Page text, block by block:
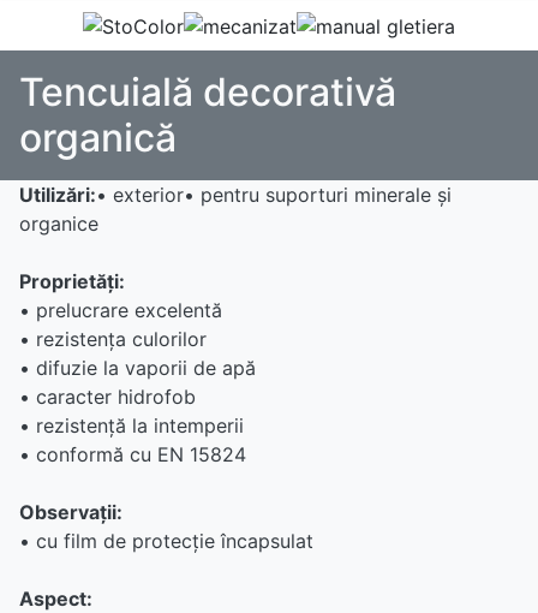
Tencuială decorativă
organică
Utilizări:• exterior• pentru suporturi minerale şi
organice
Proprietăţi:
• prelucrare excelentă
• rezistenţa culorilor
• difuzie la vaporii de apă
• caracter hidrofob
• rezistenţă la intemperii
• conformă cu EN 15824
Observaţii:
• cu film de protecţie încapsulat
Aspect: